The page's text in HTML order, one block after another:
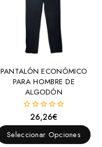
PANTALÓN ECONÓMICO
PARA HOMBRE DE
ALGODÓN
fuera
de
5
26,26€
Seleccionar Opciones